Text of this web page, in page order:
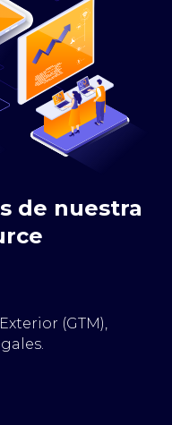
de nuestra
(GTM),